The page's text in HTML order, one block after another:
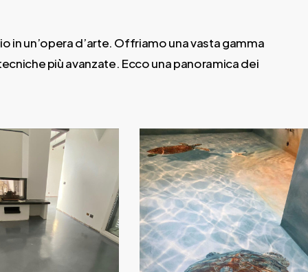
in un’opera d’arte. Offriamo una vasta gamma
più avanzate. Ecco una panoramica dei